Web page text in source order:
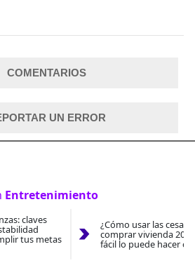
COMENTARIOS
UN ERROR
Entretenimiento
claves
tus metas
¿Cómo usar las
comprar vivienda
fácil lo puede hacer